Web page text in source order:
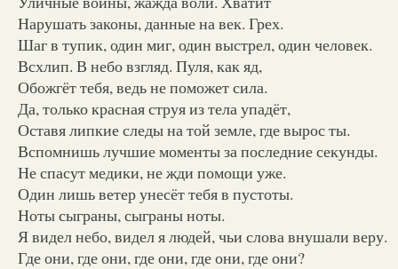
Нарушать законы, данные на век. Грех.
Шаг в тупик, один миг, один выстрел, один человек.
Всхлип. В небо взгляд. Пуля, как яд,
Обожгёт тебя, ведь не поможет сила.
Да, только красная струя из тела упадёт,
Оставя липкие следы на той земле, где вырос ты.
Вспомнишь лучшие моменты за последние секунды.
Не спасут медики, не жди помощи уже.
Один лишь ветер унесёт тебя в пустоты.
Ноты сыграны, сыграны ноты.
Я видел небо, видел я людей, чьи слова внушали веру.
Где они, где они, где они, где они, где они?